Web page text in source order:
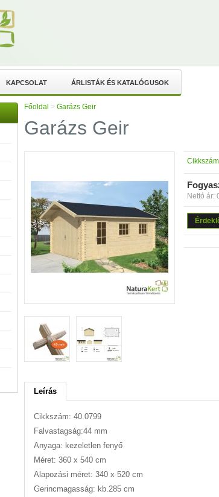
KAPCSOLAT ÁRLISTÁK ÉS KATALÓGUSOK
Főoldal > Garázs Geir
Garázs Geir
Nettó ár:
Leírás
Cikkszám: 40.0799
Falvastagság:44 mm
Anyaga: kezeletlen fenyő
Méret: 360 x 540 cm
Alapozási méret: 340 x 520 cm
Gerincmagasság: kb.285 cm